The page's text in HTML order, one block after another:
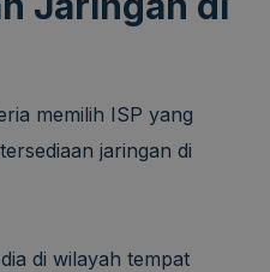
memilih ISP yang
jaringan di
di wilayah tempat